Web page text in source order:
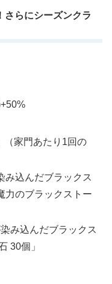
らにシーズンクラ
（家門あたり1回の
み込んだブラックス
力のブラックストー
み込んだブラックス
30個」